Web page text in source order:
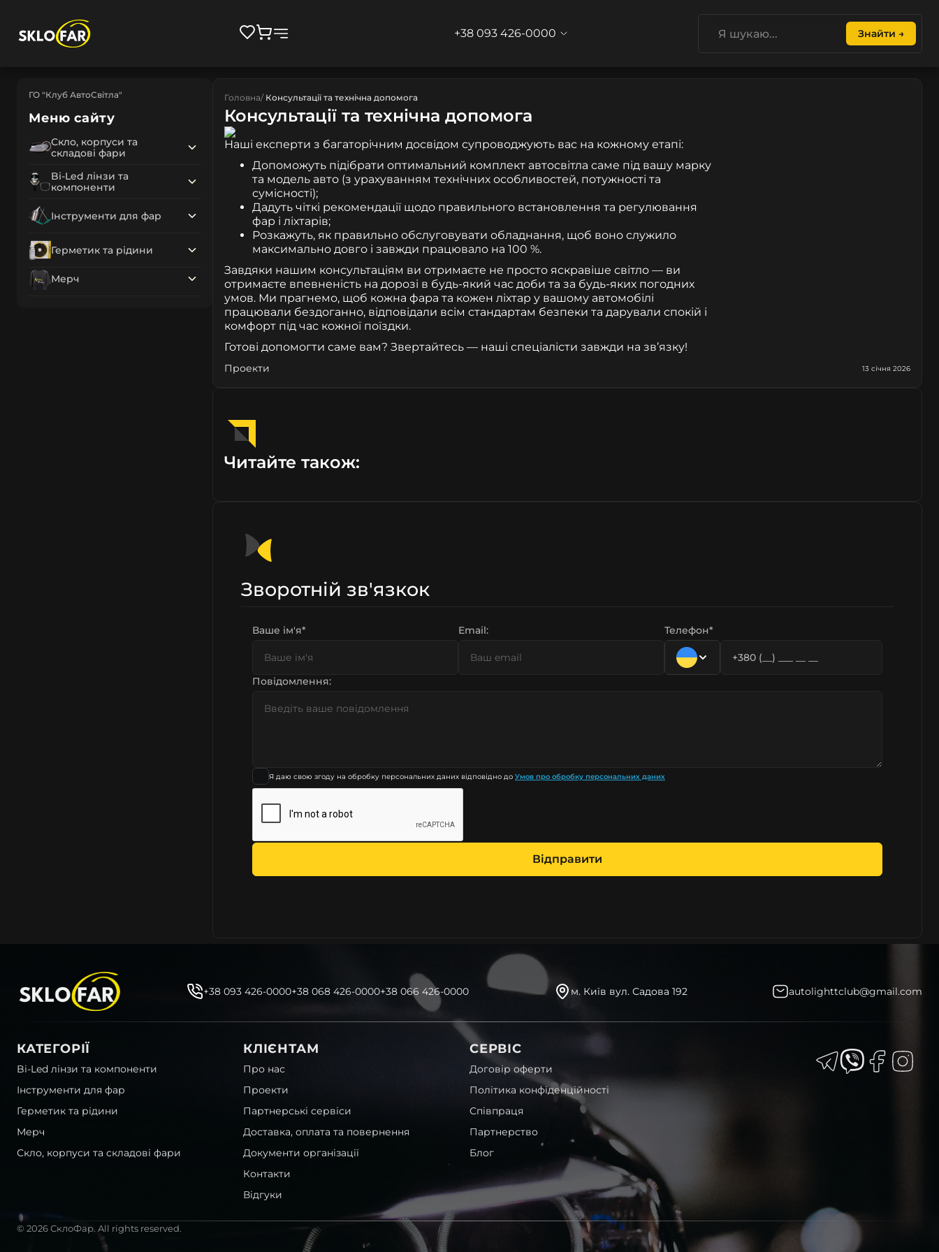
+38 093 426-0000 Знайти →
ГО "Клуб АвтоСвітла"
Меню сайту
Скло, корпуси та
складові фари
Bi-Led лінзи та
компоненти
Інструменти для фар
Герметик та рідини
Мерч
Головна Консультації та технічна допомога
Консультації та технічна допомога
Наші експерти з багаторічним досвідом супроводжують вас на кожному етапі:
Допоможуть підібрати оптимальний комплект автосвітла саме під вашу марку
та модель авто (з урахуванням технічних особливостей, потужності та
сумісності);
Дадуть чіткі рекомендації щодо правильного встановлення та регулювання
фар і ліхтарів;
Розкажуть, як правильно обслуговувати обладнання, щоб воно служило
максимально довго і завжди працювало на 100 %.
Завдяки нашим консультаціям ви отримаєте не просто яскравіше світло — ви
отримаєте впевненість на дорозі в будь-який час доби та за будь-яких погодних
умов. Ми прагнемо, щоб кожна фара та кожен ліхтар у вашому автомобілі
працювали бездоганно, відповідали всім стандартам безпеки та дарували спокій і
комфорт під час кожної поїздки.
Готові допомогти саме вам? Звертайтесь — наші спеціалісти завжди на зв’язку!
Проекти 13 січня 2026
Читайте також:
Зворотній зв'язкок
Ваше ім'я* Email: Телефон*
Повідомлення:
Я даю свою згоду на обробку персональних даних відповідно до Умов про обробку персональних даних
Відправити
+38 093 426-0000+38 068 426-0000+38 066 426-0000 м. Київ вул. Садова 192 autolighttclub@gmail.com
КАТЕГОРІЇ
Bi-Led лінзи та компоненти
Інструменти для фар
Герметик та рідини
Мерч
Скло, корпуси та складові фари
КЛІЄНТАМ
Про нас
Проекти
Партнерські сервіси
Доставка, оплата та повернення
Документи організації
Контакти
Відгуки
СЕРВІС
Договір оферти
Політика конфіденційності
Співпраця
Партнерство
Блог
© 2026 СклоФар. All rights reserved.